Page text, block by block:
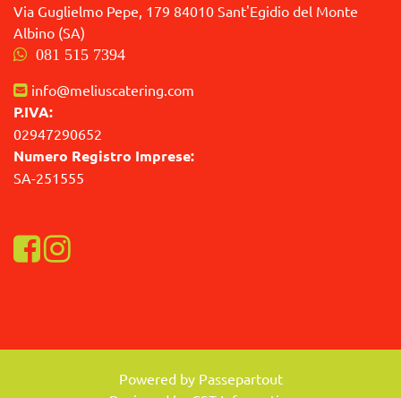
Via Guglielmo Pepe, 179 84010 Sant'Egidio del Monte
Albino (SA)
081 515 7394
info@meliuscatering.com
P.IVA:
02947290652
Numero Registro Imprese:
SA-251555
Visualizza la nostra pagina Facebook
Visualizza il nostro profilo Instagram
Powered by Passepartout